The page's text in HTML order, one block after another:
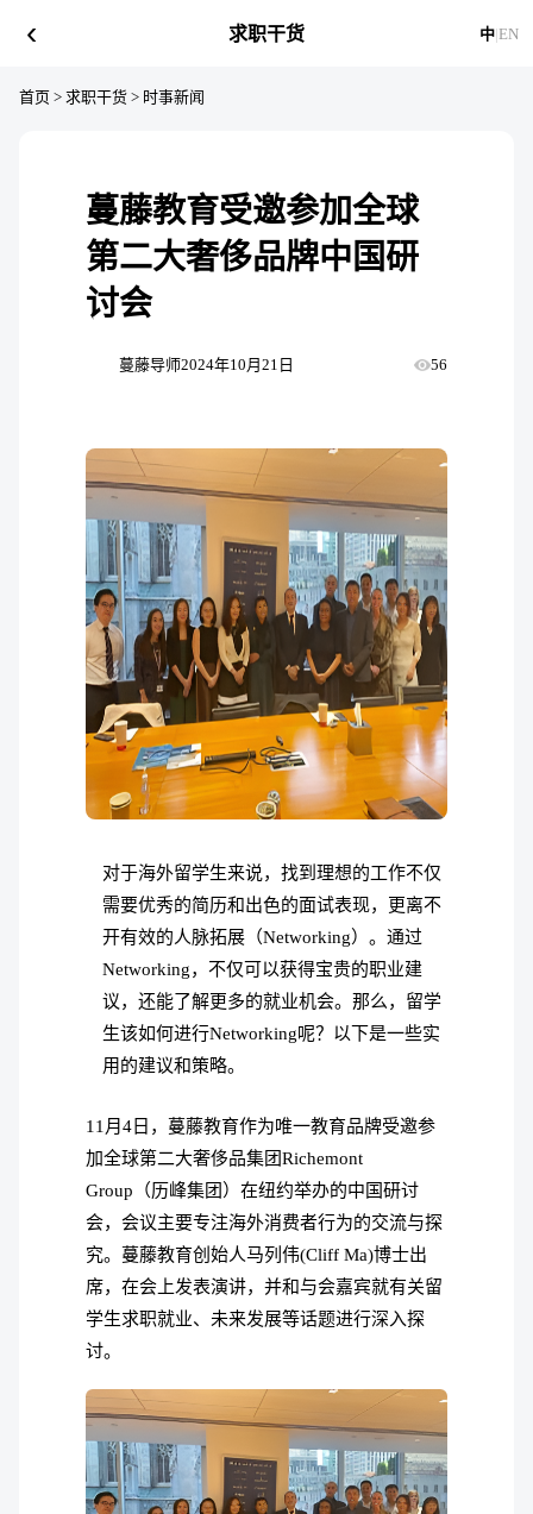
‹ 求职干货 中|EN
首页 > 求职干货 > 时事新闻
蔓藤教育受邀参加全球
第二大奢侈品牌中国研
讨会
蔓藤导师2024年10月21日 56
对于海外留学生来说，找到理想的工作不仅
需要优秀的简历和出色的面试表现，更离不
开有效的人脉拓展（Networking）。通过
Networking，不仅可以获得宝贵的职业建
议，还能了解更多的就业机会。那么，留学
生该如何进行Networking呢？以下是一些实
用的建议和策略。
11月4日，蔓藤教育作为唯一教育品牌受邀参
加全球第二大奢侈品集团Richemont
Group（历峰集团）在纽约举办的中国研讨
会，会议主要专注海外消费者行为的交流与探
究。蔓藤教育创始人马列伟(Cliff Ma)博士出
席，在会上发表演讲，并和与会嘉宾就有关留
学生求职就业、未来发展等话题进行深入探
讨。